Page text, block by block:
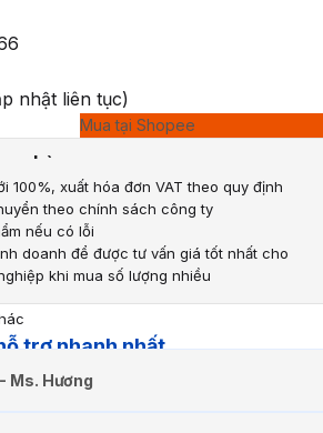
nhật liên tục)
Mua tại Shopee
hàng
100%, xuất hóa đơn VAT theo quy định
theo chính sách công ty
nếu có lỗi
doanh để được tư vấn giá tốt nhất cho
khi mua số lượng nhiều
trợ nhanh nhất
Ms. Hương